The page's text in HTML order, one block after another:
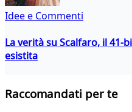
Idee e Commenti
La verità su Scalfaro, il 41-
esistita
Raccomandati per te